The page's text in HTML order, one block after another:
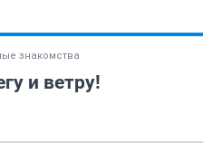
знакомства
и ветру!